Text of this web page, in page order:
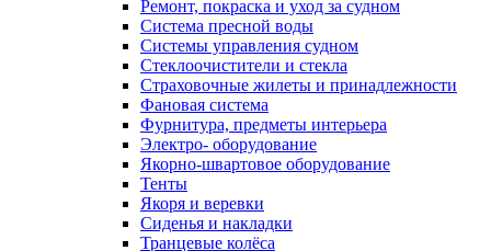
Ремонт, покраска и уход за судном
Система пресной воды
Системы управления судном
Стеклоочистители и стекла
Страховочные жилеты и принадлежности
Фановая система
Фурнитура, предметы интерьера
Электро- оборудование
Якорно-швартовое оборудование
Тенты
Якоря и веревки
Сиденья и накладки
Транцевые колёса